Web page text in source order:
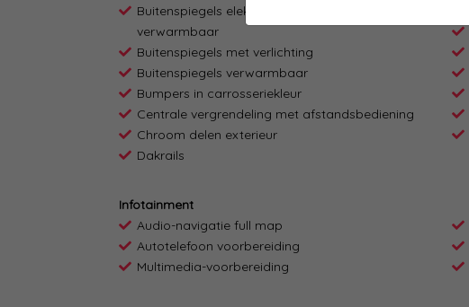
Buitenspiegels elektrisch verstel- en
verwarmbaar
Buitenspiegels met verlichting
Buitenspiegels verwarmbaar
Bumpers in carrosseriekleur
Centrale vergrendeling met afstandsbediening
Chroom delen exterieur
Dakrails
Infotainment
Audio-navigatie full map
Autotelefoon voorbereiding
Multimedia-voorbereiding